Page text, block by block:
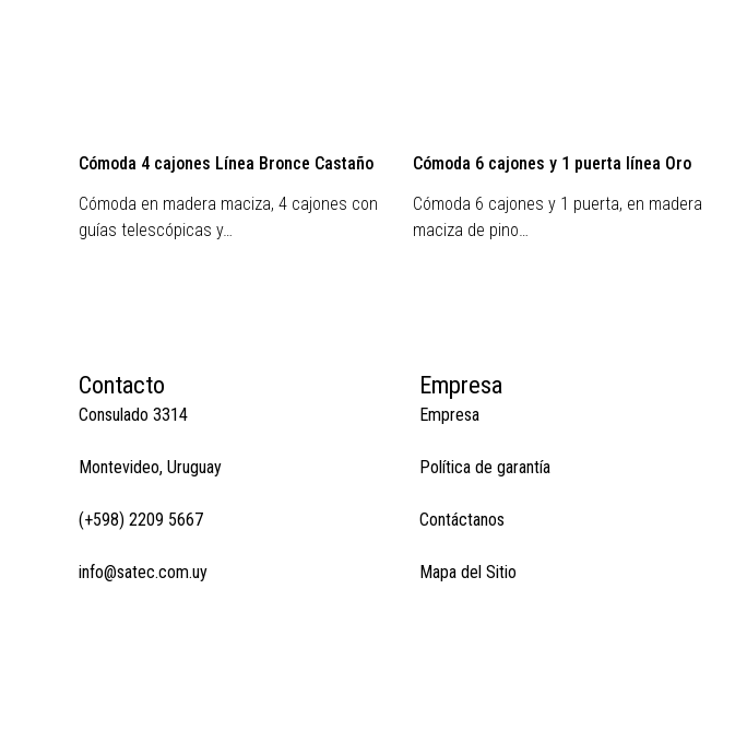
Cómoda 4 cajones Línea Bronce Castaño
Cómoda en madera maciza, 4 cajones con
guías telescópicas y…
Cómoda 6 cajones y 1 puerta línea Oro
Cómoda 6 cajones y 1 puerta, en madera
maciza de pino…
Contacto
Consulado 3314
Montevideo, Uruguay
(+598) 2209 5667
info@satec.com.uy
Empresa
Empresa
Política de garantía
Contáctanos
Mapa del Sitio